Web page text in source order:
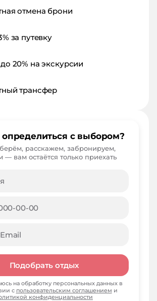
отмена брони
за путевку
20% на экскурсии
трансфер
с выбором?
расскажем, забронируем,
— вам остаётся только приехать
Подобрать отдых
на обработку персональных данных в
с пользовательским соглашением и
конфиденциальности